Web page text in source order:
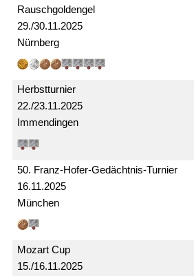
29./30.11.2025
Rausch­gold­engel
Nürnberg
22./23.11.2025
Herbst­turnier
Immendingen
16.11.2025
50. Franz-Hofer-Gedächtnis-Turnier
München
15./16.11.2025
Mozart Cup